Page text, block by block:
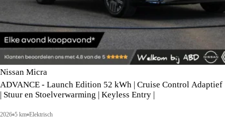
Nissan Micra
ADVANCE - Launch Edition 52 kWh | Cruise Control Adaptief
| Stuur en Stoelverwarming | Keyless Entry |
2026 5 km Elektrisch